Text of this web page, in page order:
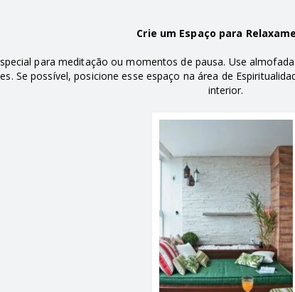
Crie um Espaço para
para meditação ou momentos de pausa. Use
Se possível, posicione esse espaço na área de
interior.